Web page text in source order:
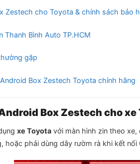
Zestech cho Toyota & chính sách bảo
Thanh Bình Auto TP.HCM
gặp
Box Zestech Toyota chính hãng
Box Zestech cho xe
xe Toyota với màn hình zin theo
hoặc phải dùng dây rườm rà khi kết nối